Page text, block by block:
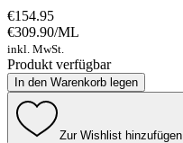
€154.95
€309.90/ML
inkl. MwSt.
Produkt verfügbar
In den Warenkorb legen
Zur Wishlist hinzufügen